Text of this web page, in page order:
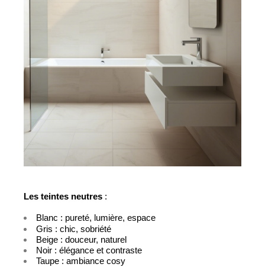
Les teintes neutres :
Blanc : pureté, lumière, espace
Gris : chic, sobriété
Beige : douceur, naturel
Noir : élégance et contraste
Taupe : ambiance cosy